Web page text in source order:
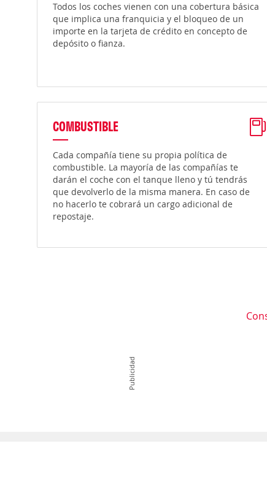
Todos los coches vienen con una cobertura básica
que implica una franquicia y el bloqueo de un
importe en la tarjeta de crédito en concepto de
depósito o fianza.
COMBUSTIBLE
Cada compañía tiene su propia política de
combustible. La mayoría de las compañías te
darán el coche con el tanque lleno y tú tendrás
que devolverlo de la misma manera. En caso de
no hacerlo te cobrará un cargo adicional de
repostaje.
Publicidad